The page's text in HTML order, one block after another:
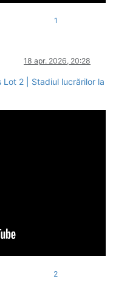
1
18 apr. 2026, 20:28
Lot 2 | Stadiul lucrărilor la
2